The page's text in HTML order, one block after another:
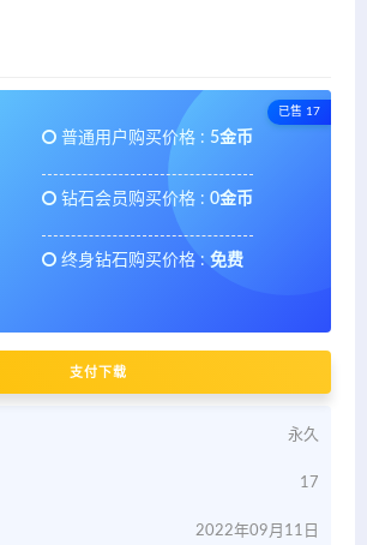
已售 17
普通用户购买价格 : 5金币
钻石会员购买价格 : 0金币
终身钻石购买价格 : 免费
支付下载
永久
17
2022年09月11日